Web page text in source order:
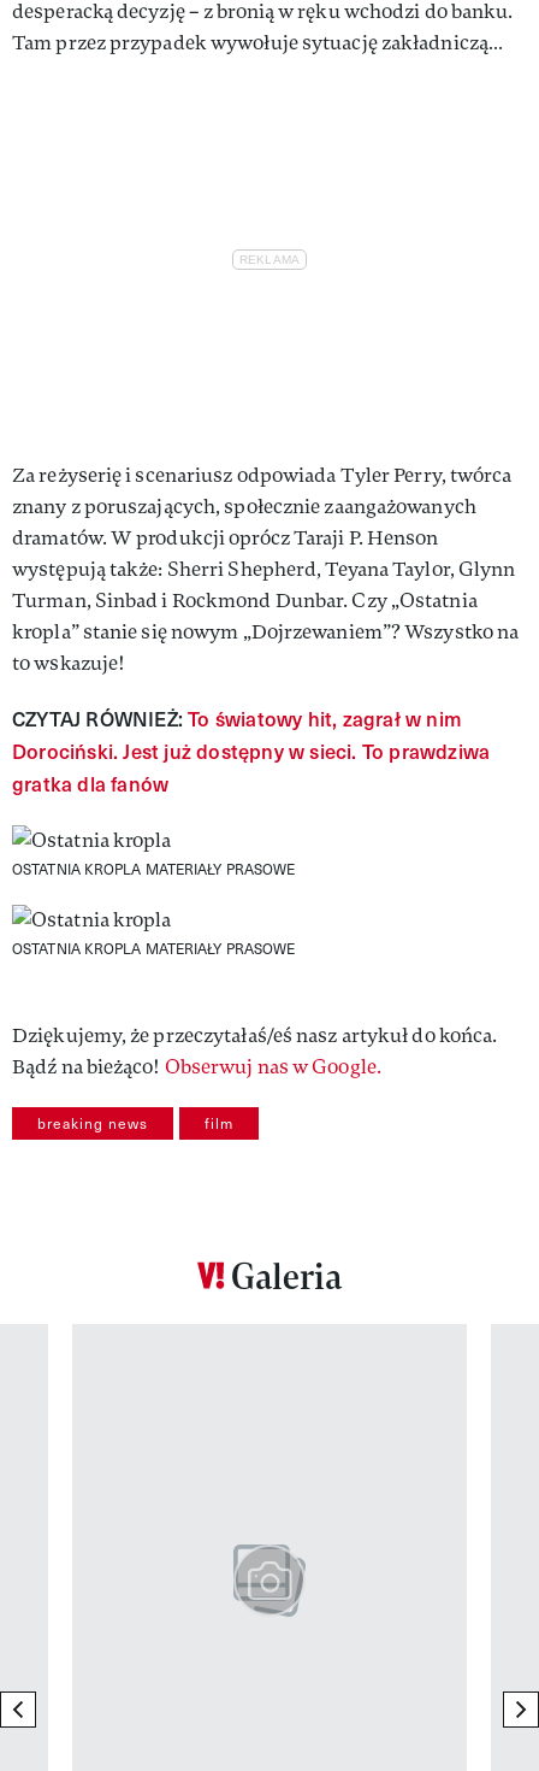
desperacką decyzję – z bronią w ręku wchodzi do banku.
Tam przez przypadek wywołuje sytuację zakładniczą…
Za reżyserię i scenariusz odpowiada Tyler Perry, twórca
znany z poruszających, społecznie zaangażowanych
dramatów. W produkcji oprócz Taraji P. Henson
występują także: Sherri Shepherd, Teyana Taylor, Glynn
Turman, Sinbad i Rockmond Dunbar. Czy „Ostatnia
kropla” stanie się nowym „Dojrzewaniem”? Wszystko na
to wskazuje!
CZYTAJ RÓWNIEŻ:To światowy hit, zagrał w nim
Dorociński. Jest już dostępny w sieci. To prawdziwa
gratka dla fanów
OSTATNIA KROPLA MATERIAŁY PRASOWE
OSTATNIA KROPLA MATERIAŁY PRASOWE
Dziękujemy, że przeczytałaś/eś nasz artykuł do końca.
Bądź na bieżąco! Obserwuj nas w Google.
breaking news film
Galeria
previous element